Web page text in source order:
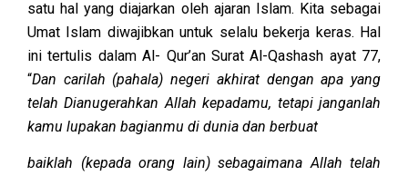
satu hal yang diajarkan oleh ajaran Islam. Kita sebagai
Umat Islam diwajibkan untuk selalu bekerja keras. Hal
ini tertulis dalam Al- Qur’an Surat Al-Qashash ayat 77,
“Dan carilah (pahala) negeri akhirat dengan apa yang
telah Dianugerahkan Allah kepadamu, tetapi janganlah
kamu lupakan bagianmu di dunia dan berbuat
baiklah (kepada orang lain) sebagaimana Allah telah